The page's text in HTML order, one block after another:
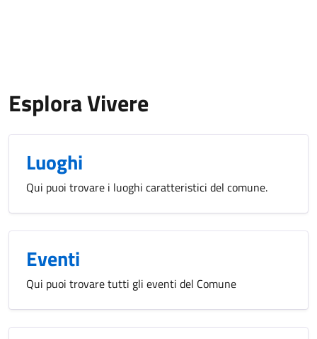
Esplora Vivere
Luoghi
Qui puoi trovare i luoghi caratteristici del comune.
Eventi
Qui puoi trovare tutti gli eventi del Comune